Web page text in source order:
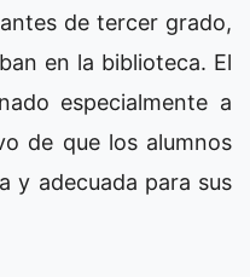
de tercer grado,
en la biblioteca. El
especialmente a
de que los alumnos
y adecuada para sus